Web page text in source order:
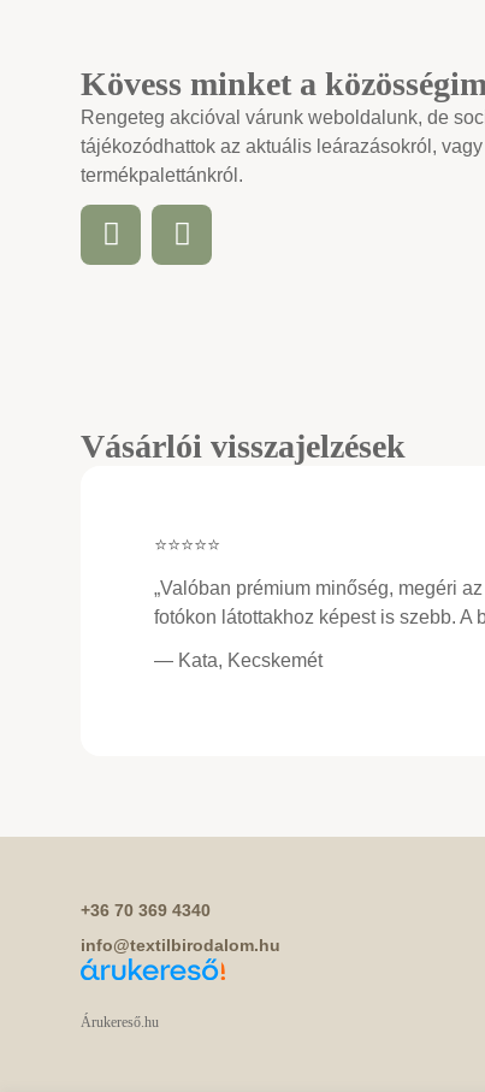
Kövess minket a
Rengeteg akcióval várunk weboldalunk, de
tájékozódhattok az aktuális leárazásokról,
termékpalettánkról.
Vásárlói visszajelzések
⭐⭐⭐⭐⭐
„Valóban prémium minőség, megéri
fotókon látottakhoz képest is szebb. A
— Kata, Kecskemét
+36 70 369 4340
info@textilbirodalom.hu
Árukereső.hu